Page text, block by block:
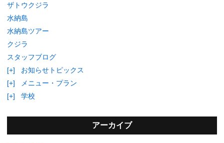
ザトウクジラ
水納島
水納島ツアー
クジラ
スタッフブログ
[+]
お知らせトピックス
[+]
メニュー・プラン
[+]
学校
アーカイブ